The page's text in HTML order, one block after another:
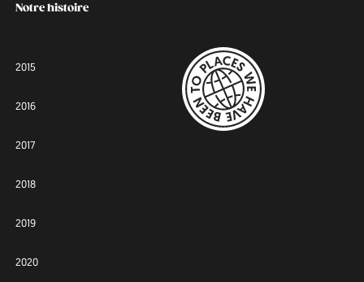
Notre histoire
2015
2016
2017
2018
2019
2020